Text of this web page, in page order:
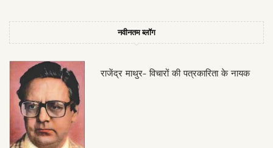
नवीनतम ब्लॉग
राजेंद्र माथुर- विचारों की पत्रकारिता के नायक